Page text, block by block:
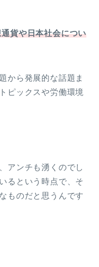
通貨や日本社会につい
から発展的な話題ま
ピックスや労働環境
アンチも湧くのでし
るという時点で、そ
ものだと思うんです